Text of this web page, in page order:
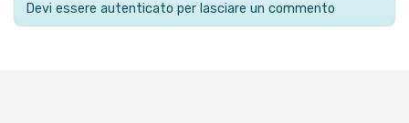
Devi essere autenticato per lasciare un commento